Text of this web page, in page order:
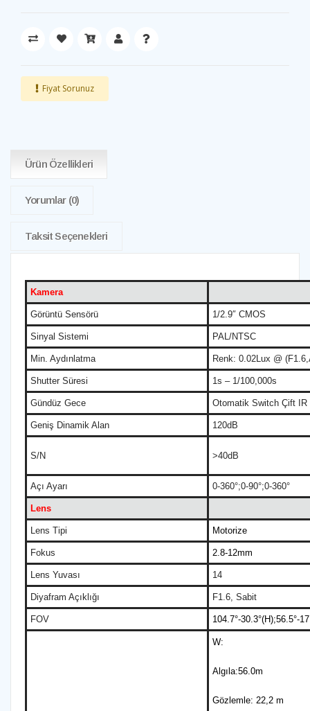
Fiyat Sorunuz
Ürün Özellikleri
Yorumlar (0)
Taksit Seçenekleri
Kamera
Görüntü Sensörü 1/2.9″ CMOS
Sinyal Sistemi PAL/NTSC
Min. Aydınlatma Renk: 0.02Lux @
Shutter Süresi 1s – 1/100,000s
Gündüz Gece Otomatik Switch Çift IR
Geniş Dinamik Alan 120dB
S/N >40dB
Açı Ayarı 0-360°;0-90°;0-360°
Lens
Lens Tipi Motorize
Fokus 2.8-12mm
Lens Yuvası 14
Diyafram Açıklığı F1.6, Sabit
FOV 104.7°-30.3°(H);56.5°-
W:
Algıla:56.0m
Gözlemle: 22,2 m